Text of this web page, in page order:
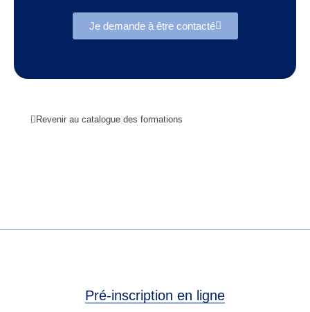
Je demande à être contacté
Revenir au catalogue des formations
Pré-inscription en ligne